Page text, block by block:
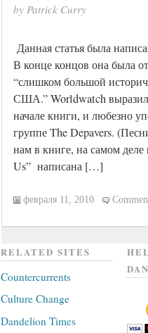
by Patrick Curry
Данная статья была
В конце концов она была
“слишком большой
США.” Worldwatch выразил
начале книги, и любезно
группе The Depavers.
нам в книге, на самом
Us” написана […]
февраля 11, 2010
RELATED SITES
Countercurrents
Culture Change
Dandelion Times